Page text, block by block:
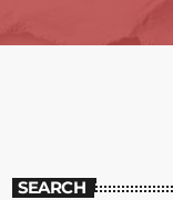
SEARCH